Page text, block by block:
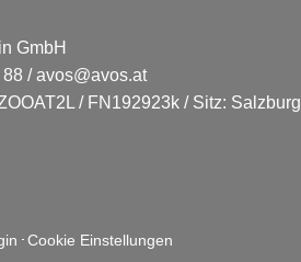
GmbH
/ avos@avos.at
/ FN192923k / Sitz: Salzburg
Cookie Einstellungen